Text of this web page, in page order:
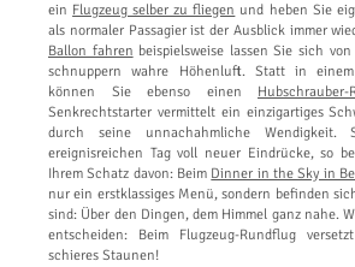
ein Flugzeug selber zu fliegen und heben Sie
als normaler Passagier ist der Ausblick immer
Ballon fahren beispielsweise lassen Sie sich
schnuppern wahre Höhenluft. Statt in
können Sie ebenso einen Hubschrauber-
Senkrechtstarter vermittelt ein einzigartiges
durch seine unnachahmliche
ereignisreichen Tag voll neuer Eindrücke, so
Ihrem Schatz davon: Beim Dinner in the Sky in
nur ein erstklassiges Menü, sondern befinden
sind: Über den Dingen, dem Himmel ganz nahe.
entscheiden: Beim Flugzeug-Rundflug
schieres Staunen!